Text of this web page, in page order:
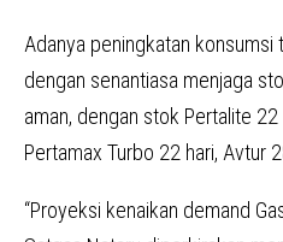
Adanya peningkatan konsumsi
dengan senantiasa menjaga
aman, dengan stok Pertalite 22
Pertamax Turbo 22 hari, Avtur
“Proyeksi kenaikan demand